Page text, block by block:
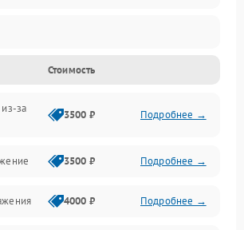
и интерфейсов
Стоимость
за
3500 ₽ Подробнее →
3500 ₽ Подробнее →
4000 ₽ Подробнее →